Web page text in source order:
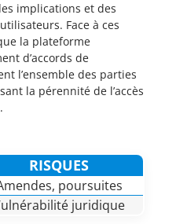
implications et des
Face à ces
la plateforme
d’accords de
l’ensemble des parties
la pérennité de l’accès
RISQUES
poursuites
juridique